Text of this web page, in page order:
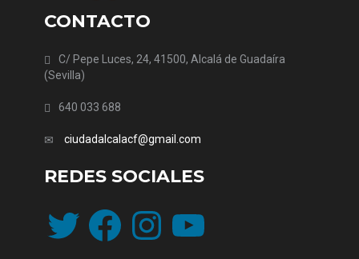
CONTACTO
C/ Pepe Luces, 24, 41500, Alcalá de Guadaíra
(Sevilla)
640 033 688
ciudadalcalacf@gmail.com
REDES SOCIALES
Twitter FacebookInstagramYouTube